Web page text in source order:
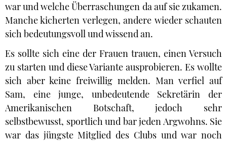
war und welche Überraschungen da auf sie zukamen.
Manche kicherten verlegen, andere wieder schauten
sich bedeutungsvoll und wissend an.
Es sollte sich eine der Frauen trauen, einen Versuch
zu starten und diese Variante ausprobieren. Es wollte
sich aber keine freiwillig melden. Man verfiel auf
Sam, eine junge, unbedeutende Sekretärin der
Amerikanischen Botschaft, jedoch sehr
selbstbewusst, sportlich und bar jeden Argwohns. Sie
war das jüngste Mitglied des Clubs und war noch